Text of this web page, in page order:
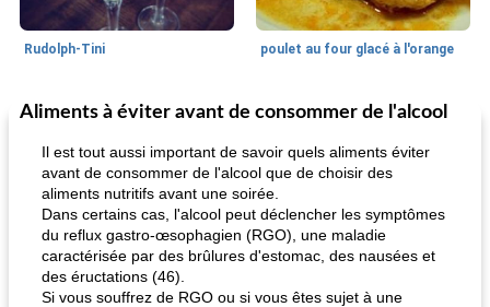
Rudolph-Tini poulet au four glacé à l'orange
10min
Alimentation saine 0min
Vacances et événements
Aliments à éviter avant de consommer de l'alcool
Il est tout aussi important de savoir quels aliments éviter
avant de consommer de l'alcool que de choisir des
aliments nutritifs avant une soirée.
Dans certains cas, l'alcool peut déclencher les symptômes
du reflux gastro-œsophagien (RGO), une maladie
caractérisée par des brûlures d'estomac, des nausées et
des éructations (46).
Si vous souffrez de RGO ou si vous êtes sujet à une